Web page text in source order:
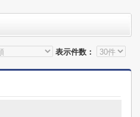
表示件数：